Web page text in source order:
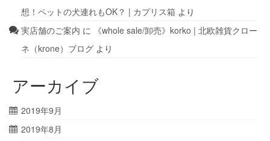
想！ペットの犬連れもOK？ | カプリス箱 より
実店舗のご案内 に
《whole sale/卸売》korko | 北欧雑貨クロー
ネ（krone）ブログ より
アーカイブ
2019年9月
2019年8月